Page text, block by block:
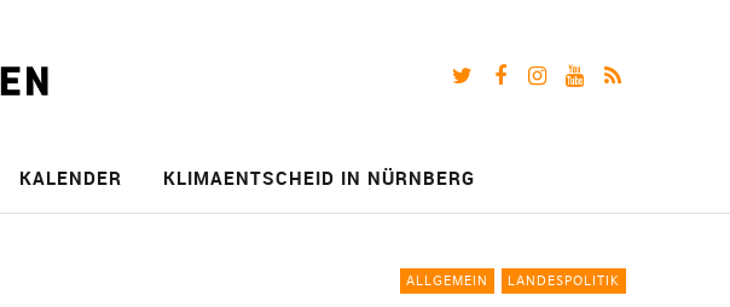
KALENDER KLIMAENTSCHEID IN NÜRNBERG
ALLGEMEIN LANDESPOLITIK